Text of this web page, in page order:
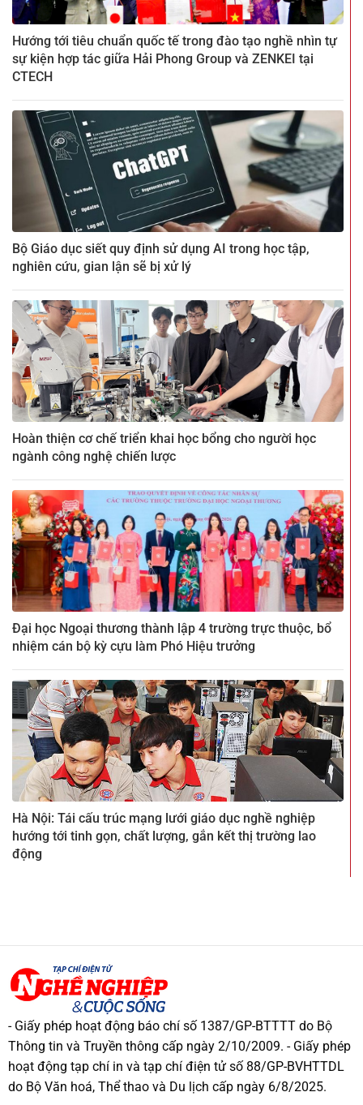
Hướng tới tiêu chuẩn quốc tế trong đào tạo nghề nhìn tự
sự kiện hợp tác giữa Hải Phong Group và ZENKEI tại
CTECH
Bộ Giáo dục siết quy định sử dụng AI trong học tập,
nghiên cứu, gian lận sẽ bị xử lý
Hoàn thiện cơ chế triển khai học bổng cho người học
ngành công nghệ chiến lược
Đại học Ngoại thương thành lập 4 trường trực thuộc, bổ
nhiệm cán bộ kỳ cựu làm Phó Hiệu trưởng
Hà Nội: Tái cấu trúc mạng lưới giáo dục nghề nghiệp
hướng tới tinh gọn, chất lượng, gắn kết thị trường lao
động
- Giấy phép hoạt động báo chí số 1387/GP-BTTTT do Bộ
Thông tin và Truyền thông cấp ngày 2/10/2009. - Giấy phép
hoạt động tạp chí in và tạp chí điện tử số 88/GP-BVHTTDL
do Bộ Văn hoá, Thể thao và Du lịch cấp ngày 6/8/2025.